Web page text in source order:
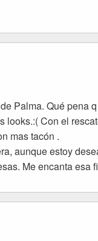
Palma. Qué pena
looks.:( Con el
mas tacón .
aunque estoy
Me encanta esa